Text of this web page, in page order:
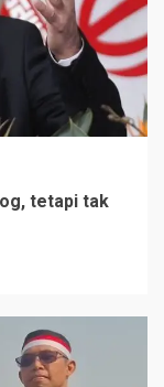
tetapi tak